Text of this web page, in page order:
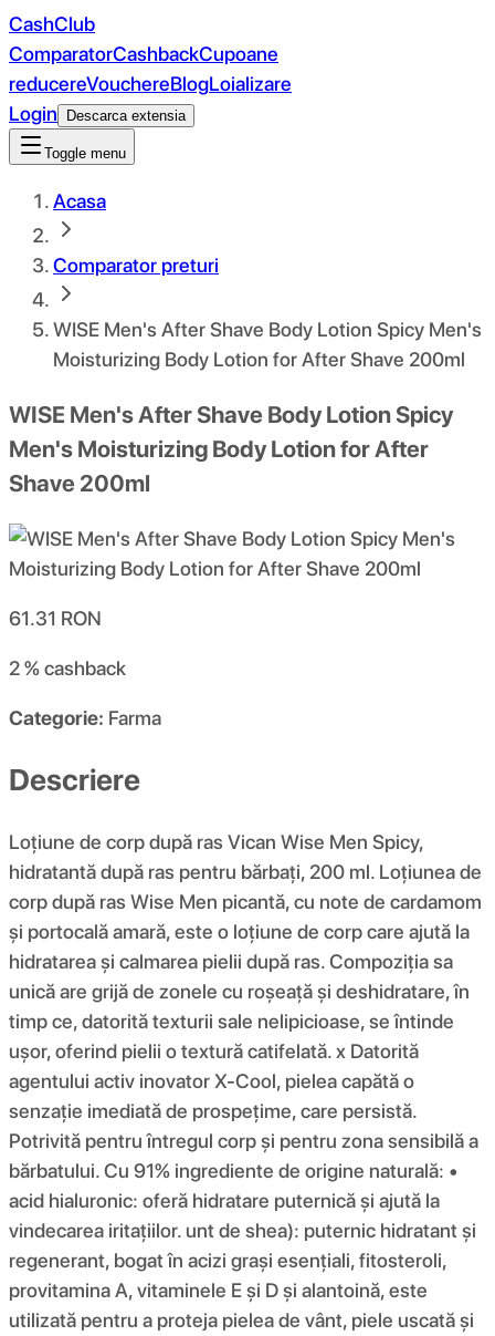
CashClub
ComparatorCashbackCupoane
reducereVouchereBlogLoializare
Login
Descarca extensia
Toggle menu
Acasa
Comparator preturi
WISE Men's After Shave Body Lotion Spicy Men's
Moisturizing Body Lotion for After Shave 200ml
WISE Men's After Shave Body Lotion Spicy
Men's Moisturizing Body Lotion for After
Shave 200ml
61.31 RON
2 %cashback
Categorie: Farma
Descriere
Loțiune de corp după ras Vican Wise Men Spicy,
hidratantă după ras pentru bărbați, 200 ml. Loțiunea de
corp după ras Wise Men picantă, cu note de cardamom
și portocală amară, este o loțiune de corp care ajută la
hidratarea și calmarea pielii după ras. Compoziția sa
unică are grijă de zonele cu roșeață și deshidratare, în
timp ce, datorită texturii sale nelipicioase, se întinde
ușor, oferind pielii o textură catifelată. x Datorită
agentului activ inovator X-Cool, pielea capătă o
senzație imediată de prospețime, care persistă.
Potrivită pentru întregul corp și pentru zona sensibilă a
bărbatului. Cu 91% ingrediente de origine naturală: •
acid hialuronic: oferă hidratare puternică și ajută la
vindecarea iritațiilor. unt de shea): puternic hidratant și
regenerant, bogat în acizi grași esențiali, fitosteroli,
provitamina A, vitaminele E și D și alantoină, este
utilizată pentru a proteja pielea de vânt, piele uscată și